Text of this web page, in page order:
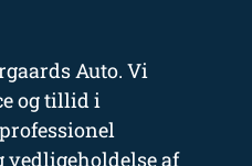
Auto. Vi
og tillid i
vedligeholdelse af